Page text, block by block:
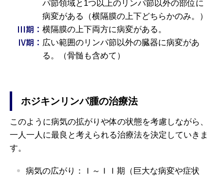
パ節領域と1つ以上のリンパ節以外の部位に
病変がある（横隔膜の上下どちらかのみ。）
横隔膜の上下両方に病変がある。
広い範囲のリンパ節以外の臓器に病変があ
る。（骨髄も含めて）
ホジキンリンパ腫の治療法
このように病気の拡がりや体の状態を考慮しながら、
一人一人に最良と考えられる治療法を決定していきま
す。
病気の広がり：Ｉ～ＩＩ期（巨大な病変や症状